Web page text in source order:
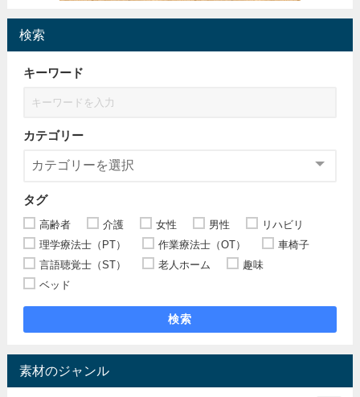
検索
キーワード
カテゴリー
タグ
高齢者 介護 女性 男性
リハビリ
理学療法士（PT）
作業療法士（OT）
車椅子
言語聴覚士（ST）
老人ホーム
趣味
ベッド
検索
素材のジャンル